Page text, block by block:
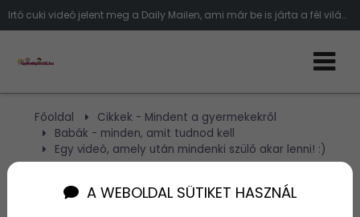
Irtó cuki videó jelent meg a Daily Mailen, ami már be is járta a fél világot. A videó babákról szól, akik rettenetesen örülnek,
Főoldal
Cikkek - Mindent a gyermekekről
Babák - minden, amit tudnod kell
Egy videó, amely után mindenki szülő akar lenni! :)
Egy videó, amely után
A WEBOLDAL SÜTIKET HASZNÁL